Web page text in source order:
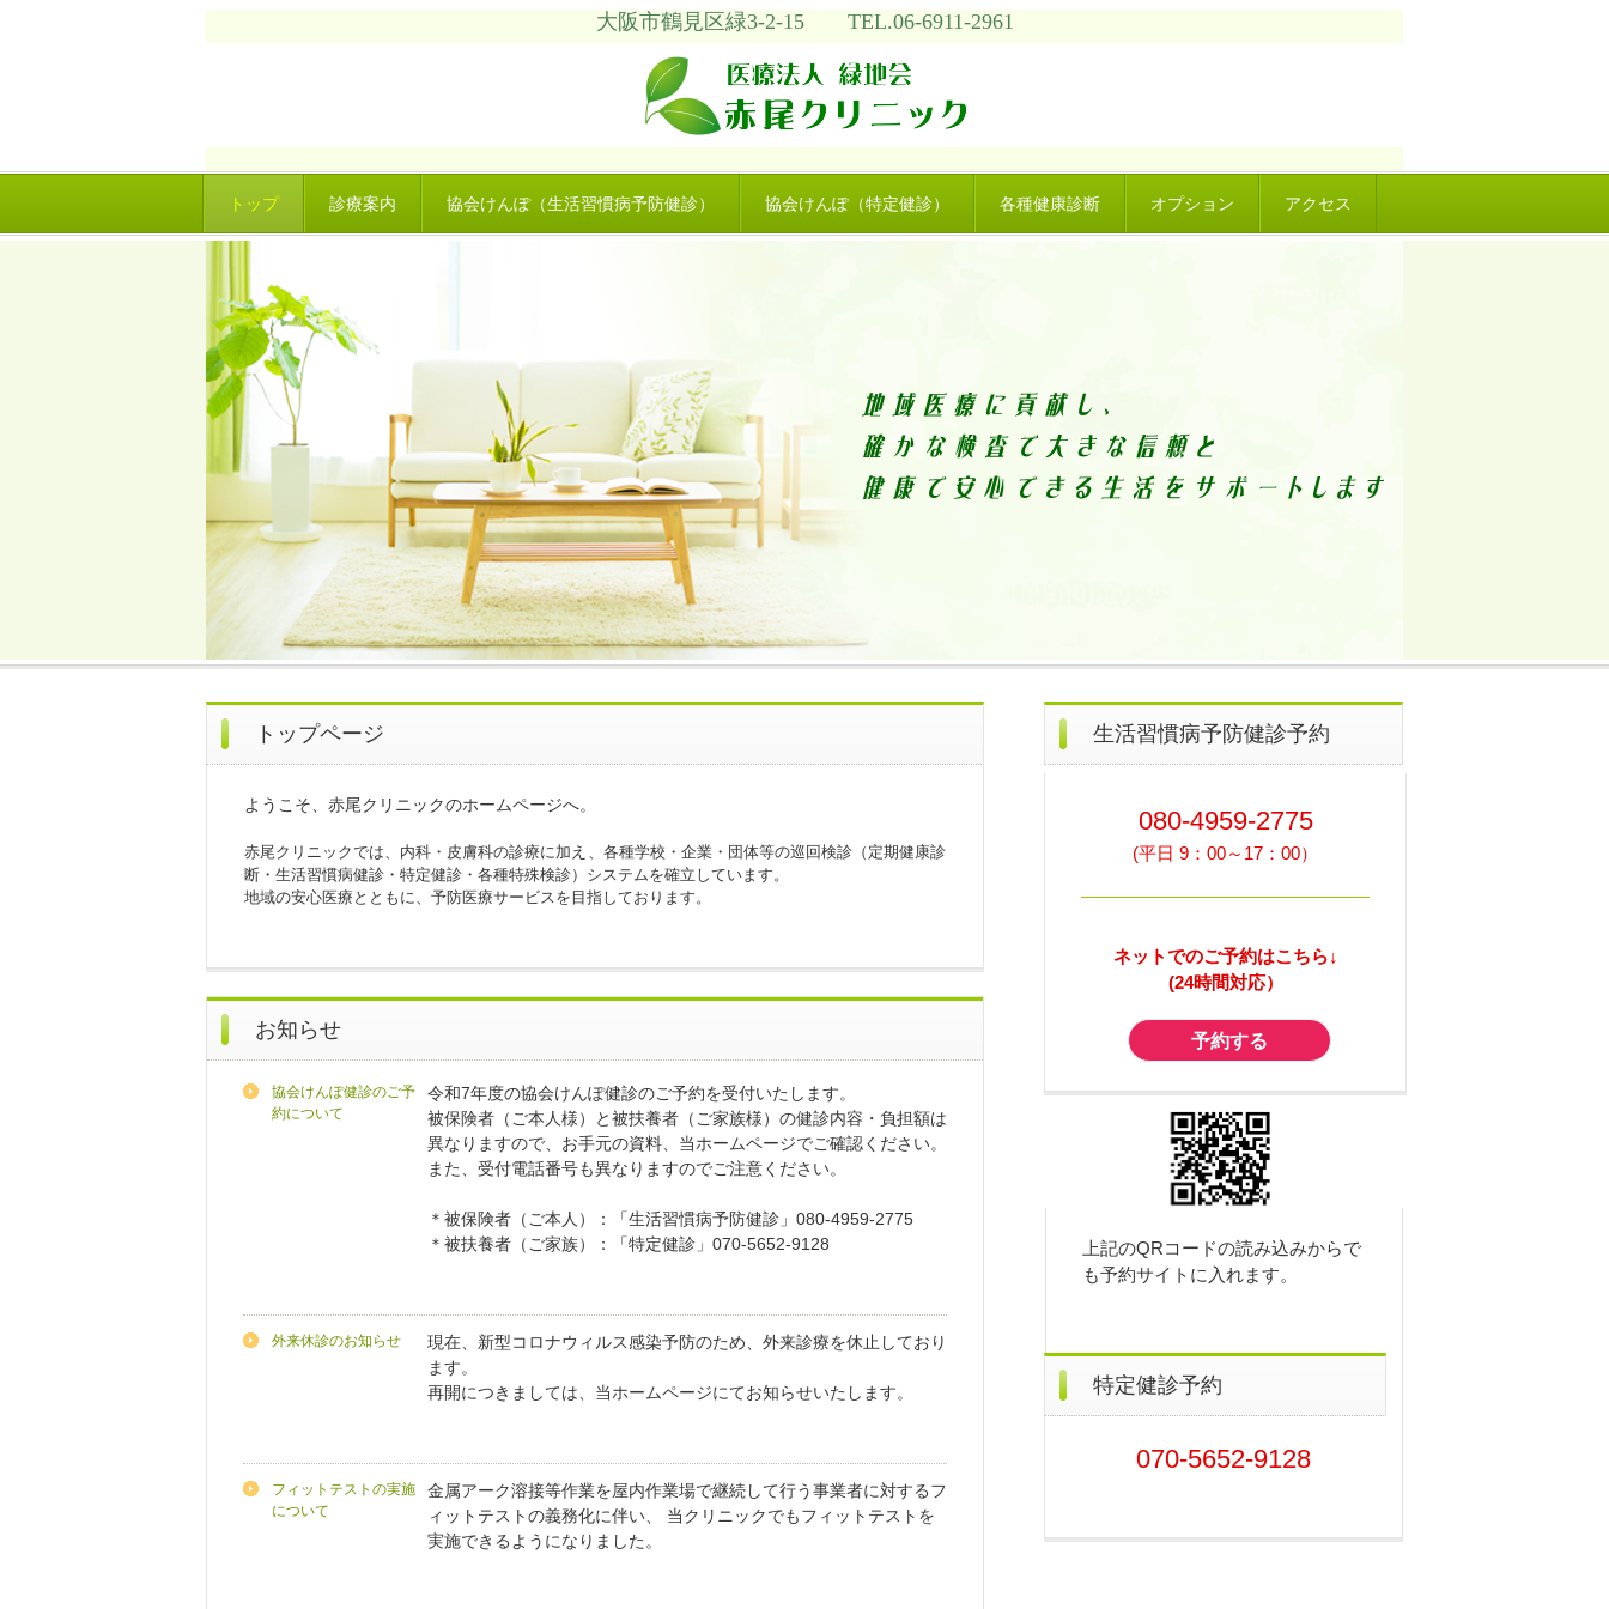
大阪市鶴見区緑3-2-15 TEL.06-6911-2961
トップ 診療案内 協会けんぽ（生活習慣病予防健診） 協会けんぽ（特定健診） 各種健康診断 オプション アクセス
トップページ
ようこそ、赤尾クリニックのホームページへ。
赤尾クリニックでは、内科・皮膚科の診療に加え、各種学校・企業・団体等の巡回検診（定期健康診
断・生活習慣病健診・特定健診・各種特殊検診）システムを確立しています。
地域の安心医療とともに、予防医療サービスを目指しております。
お知らせ
協会けんぽ健診のご予
約について
令和7年度の協会けんぽ健診のご予約を受付いたします。
被保険者（ご本人様）と被扶養者（ご家族様）の健診内容・負担額は
異なりますので、お手元の資料、当ホームページでご確認ください。
また、受付電話番号も異なりますのでご注意ください。
＊被保険者（ご本人）：「生活習慣病予防健診」080-4959-2775
＊被扶養者（ご家族）：「特定健診」070-5652-9128
外来休診のお知らせ
現在、新型コロナウィルス感染予防のため、外来診療を休止しており
ます。
再開につきましては、当ホームページにてお知らせいたします。
フィットテストの実施
について
金属アーク溶接等作業を屋内作業場で継続して行う事業者に対するフ
ィットテストの義務化に伴い、 当クリニックでもフィットテストを
実施できるようになりました。
生活習慣病予防健診予約
080-4959-2775
(平日 9：00～17：00）
ネットでのご予約はこちら↓
(24時間対応）
予約する
上記のQRコードの読み込みからで
も予約サイトに入れます。
特定健診予約
070-5652-9128